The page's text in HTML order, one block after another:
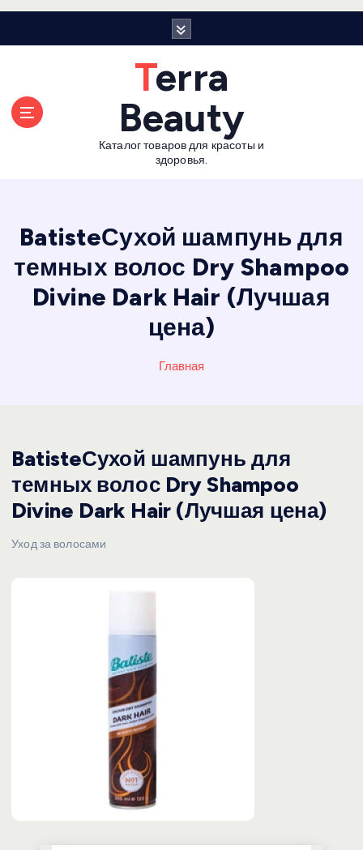
Terra
Beauty
Каталог товаров для красоты и
здоровья.
BatisteСухой шампунь для
темных волос Dry Shampoo
Divine Dark Hair (Лучшая
цена)
Главная
BatisteСухой шампунь для
темных волос Dry Shampoo
Divine Dark Hair (Лучшая цена)
Уход за волосами